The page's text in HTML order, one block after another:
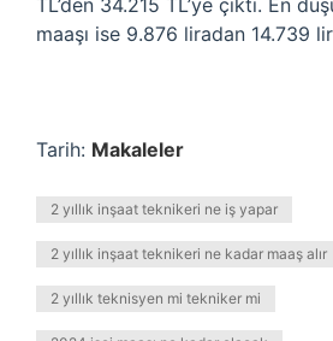
TL’den 34.215 TL’ye çıktı. En
maaşı ise 9.876 liradan 14.739
Tarih: Makaleler
2 yıllık inşaat teknikeri ne iş yapar
2 yıllık inşaat teknikeri ne kadar maaş alır
2 yıllık teknisyen mi tekniker mi